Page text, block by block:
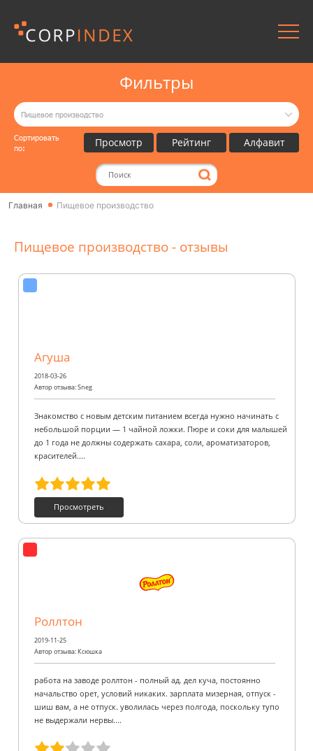
Фильтры
Пищевое производство
Сортировать
по:
Просмотр Рейтинг Алфавит
Главная Пищевое производство
Пищевое производство - отзывы
Агуша
2018-03-26
Автор отзыва: Sneg
Знакомство с новым детским питанием всегда нужно начинать с
небольшой порции — 1 чайной ложки. Пюре и соки для малышей
до 1 года не должны содержать сахара, соли, ароматизаторов,
красителей....
Просмотреть
Роллтон
2019-11-25
Автор отзыва: Ксюшка
работа на заводе роллтон - полный ад. дел куча, постоянно
начальство орет, условий никаких. зарплата мизерная, отпуск -
шиш вам, а не отпуск. уволилась через полгода, поскольку тупо
не выдержали нервы....